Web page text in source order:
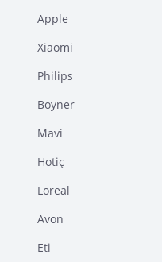
Apple
Xiaomi
Philips
Boyner
Mavi
Hotiç
Loreal
Avon
Eti